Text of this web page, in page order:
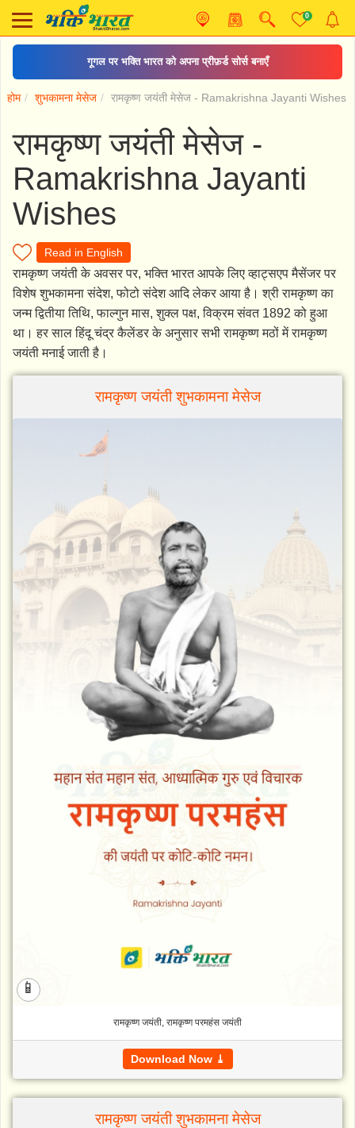
0
गूगल पर भक्ति भारत को अपना प्रीफ़र्ड सोर्स बनाएँ
होम शुभकामना मेसेज रामकृष्ण जयंती मेसेज - Ramakrishna Jayanti Wishes
रामकृष्ण जयंती मेसेज -
Ramakrishna Jayanti
Wishes
Read in English
रामकृष्ण जयंती के अवसर पर, भक्ति भारत आपके लिए व्हाट्सएप मैसेंजर पर
विशेष शुभकामना संदेश, फोटो संदेश आदि लेकर आया है। श्री रामकृष्ण का
जन्म द्वितीया तिथि, फाल्गुन मास, शुक्ल पक्ष, विक्रम संवत 1892 को हुआ
था। हर साल हिंदू चंद्र कैलेंडर के अनुसार सभी रामकृष्ण मठों में रामकृष्ण
जयंती मनाई जाती है।
रामकृष्ण जयंती शुभकामना मेसेज
📱
रामकृष्ण जयंती, रामकृष्ण परमहंस जयंती
Download Now ⤓
रामकृष्ण जयंती शुभकामना मेसेज